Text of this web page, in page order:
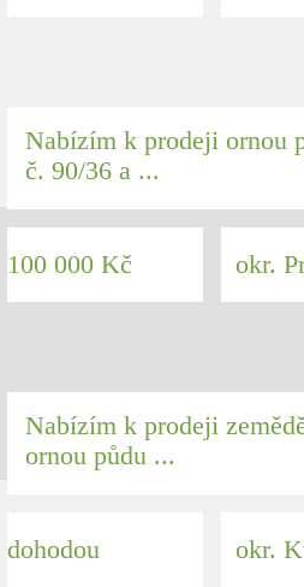
Nabízím k prodeji ornou
č. 90/36 a ...
100 000 Kč okr.
Nabízím k prodeji
ornou půdu ...
dohodou okr.